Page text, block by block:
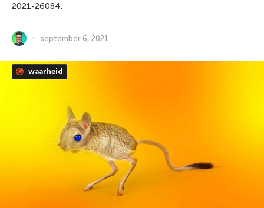
2021-26084.
september 6, 2021
waarheid